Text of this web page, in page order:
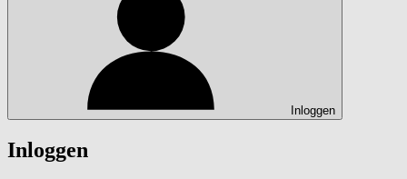
Inloggen
Inloggen